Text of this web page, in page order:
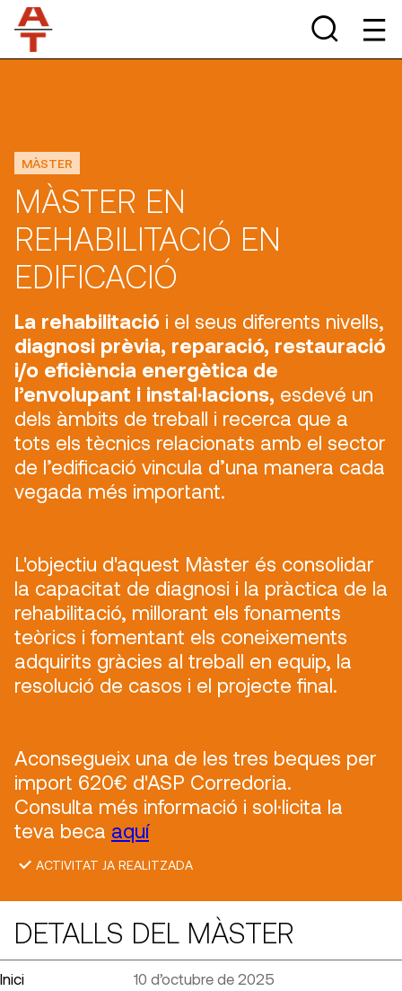
MÀSTER
MÀSTER EN
REHABILITACIÓ EN
EDIFICACIÓ
La rehabilitació i el seus diferents nivells,
diagnosi prèvia, reparació, restauració
i/o eficiència energètica de
l’envolupant i instal·lacions, esdevé un
dels àmbits de treball i recerca que a
tots els tècnics relacionats amb el sector
de l’edificació vincula d’una manera cada
vegada més important.
L'objectiu d'aquest Màster és consolidar
la capacitat de diagnosi i la pràctica de la
rehabilitació, millorant els fonaments
teòrics i fomentant els coneixements
adquirits gràcies al treball en equip, la
resolució de casos i el projecte final.
Aconsegueix una de les tres beques per
import 620€ d'ASP Corredoria.
Consulta més informació i sol·licita la
teva beca aquí
ACTIVITAT JA REALITZADA
DETALLS DEL MÀSTER
Inici 10 d’octubre de 2025